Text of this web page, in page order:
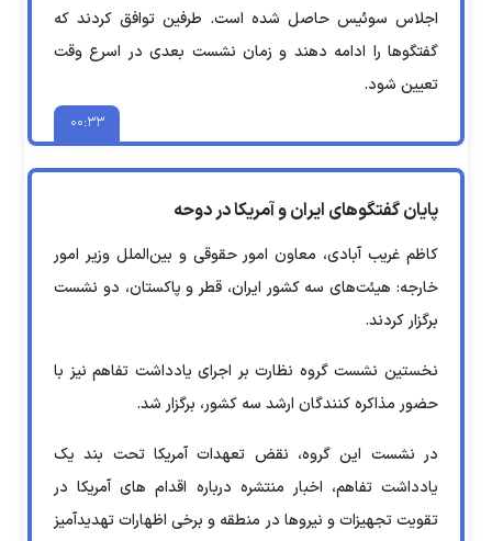
۰۰:۳۳
اجلاس سوئیس حاصل شده است. طرفین توافق کردند که
گفتگوها را ادامه دهند و زمان نشست بعدی در اسرع وقت
تعیین شود.
پایان گفتگوهای ایران و آمریکا در دوحه
کاظم غریب آبادی، معاون امور حقوقی و بین‌الملل وزیر امور
خارجه: هیئت‌های سه کشور ایران، قطر و پاکستان، دو نشست
برگزار کردند.
نخستین نشست گروه نظارت بر اجرای یادداشت تفاهم نیز با
حضور مذاکره کنندگان ارشد سه کشور، برگزار شد.
در نشست این گروه، نقض تعهدات آمریکا تحت بند یک
یادداشت تفاهم، اخبار منتشره درباره اقدام های آمریکا در
تقویت تجهیزات و نیروها در منطقه و برخی اظهارات تهدیدآمیز